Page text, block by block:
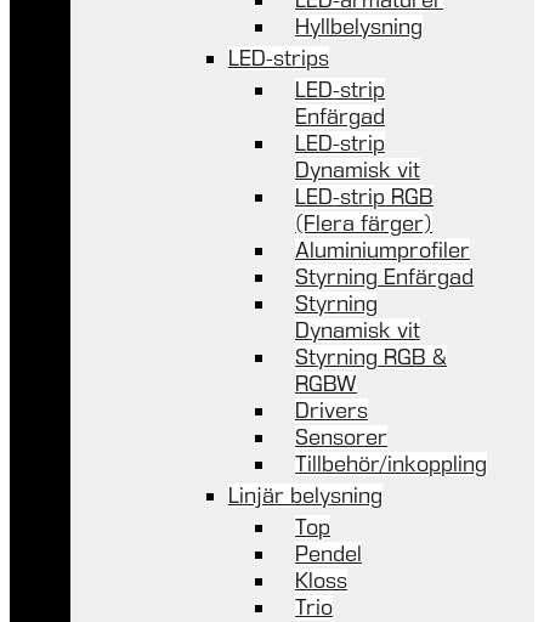
Hyllbelysning
LED-strips
LED-strip
Enfärgad
LED-strip
Dynamisk vit
LED-strip RGB
(Flera färger)
Aluminiumprofiler
Styrning Enfärgad
Styrning
Dynamisk vit
Styrning RGB &
RGBW
Drivers
Sensorer
Tillbehör/inkoppling
Linjär belysning
Top
Pendel
Kloss
Trio